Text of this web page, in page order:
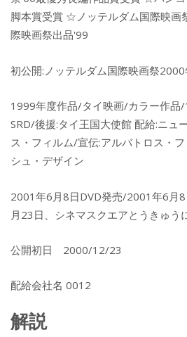
脚本賞受賞 ☆ノッテルダム国際映
際映画祭出品'99
初公開:ノッテルダム国際映画祭
1999年度作品/タイ映画/カラー作品
SRD/後援:タイ王国大使館 配給:ニュ
ス・フィルム/宣伝:アルバトロス・
シュ・デザイン
2001年6月8日DVD発売/2001年6月
月23日、シネマスクエアとうきゅう
公開初日 2000/12/23
配給会社名 0012
解説